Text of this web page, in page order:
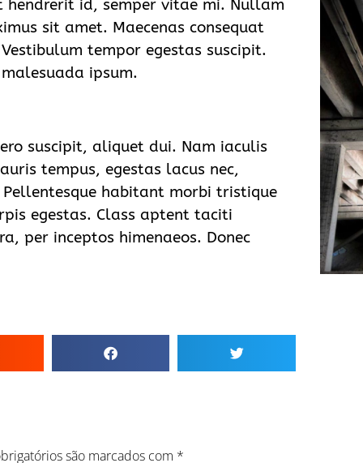
id, semper vitae mi. Nullam
sit amet. Maecenas consequat
tempor egestas suscipit.
ipsum.
suscipit, aliquet dui. Nam iaculis
tempus, egestas lacus nec,
habitant morbi tristique
egestas. Class aptent taciti
per inceptos himenaeos. Donec
são marcados com *